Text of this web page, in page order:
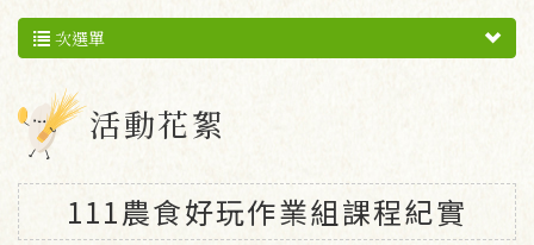
次選單
活動花絮
111農食好玩作業組課程紀實